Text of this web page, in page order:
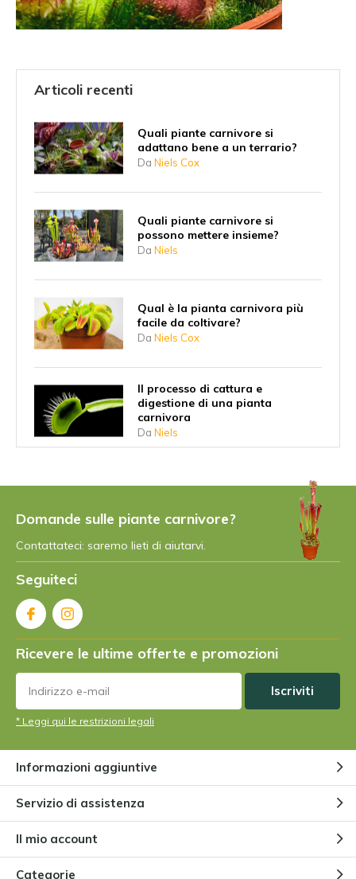
Articoli recenti
Quali piante carnivore si
adattano bene a un terrario?
Da Niels Cox
Quali piante carnivore si
possono mettere insieme?
Da Niels
Qual è la pianta carnivora più
facile da coltivare?
Da Niels Cox
Il processo di cattura e
digestione di una pianta
carnivora
Da Niels
Perché le piante carnivore hanno
iniziato a mangiare gli insetti?
Da
Esistono piante carnivore
vegetariane?
Venere?
DaNiels Cox
DaNiels Cox
Domande sulle piante carnivore?
Contattateci: saremo lieti di aiutarvi.
Seguiteci
Ricevere le ultime offerte e promozioni
Iscriviti
* Leggi qui le restrizioni legali
Informazioni aggiuntive
Servizio di assistenza
Il mio account
Categorie